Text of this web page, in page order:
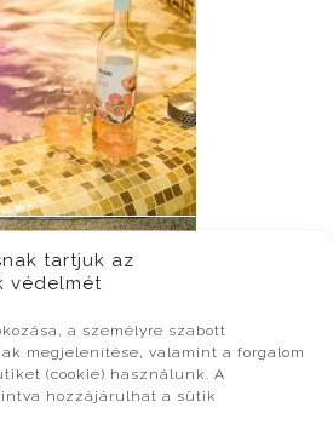
tartjuk az
védelmét
a személyre szabott
megjelenítése, valamint a forgalom
(cookie) használunk. A
hozzájárulhat a sütik